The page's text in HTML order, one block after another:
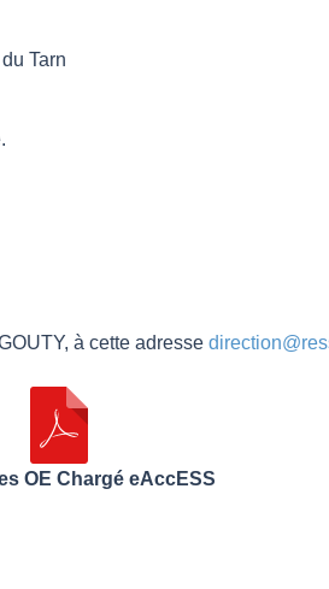
Tarn
à cette adresse
OE Chargé eAccESS